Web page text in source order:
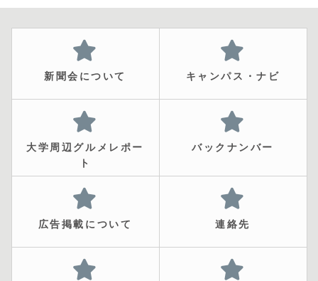
新聞会について キャンパス・ナビ
大学周辺グルメレポー
ト
バックナンバー
広告掲載について 連絡先